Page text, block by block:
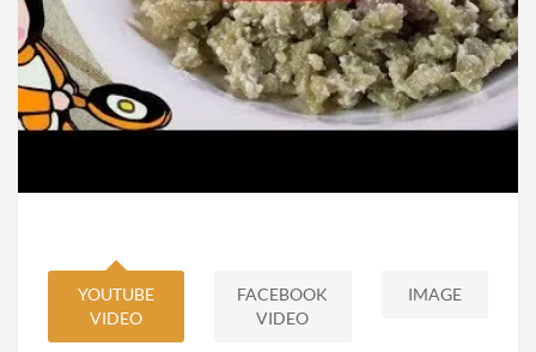
YOUTUBE
VIDEO
FACEBOOK
VIDEO
IMAGE